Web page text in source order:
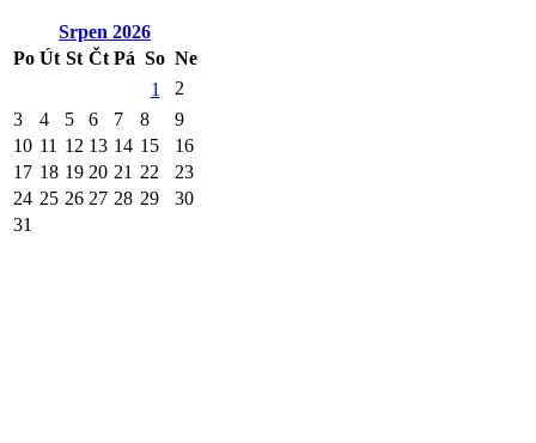
Srpen 2026
Po Út St Čt Pá So Ne
1
2
3
4 5 6 7 8
9
10 11 12 13 14 15
16
17 18 19 20 21 22
23
24 25 26 27 28 29
30
31